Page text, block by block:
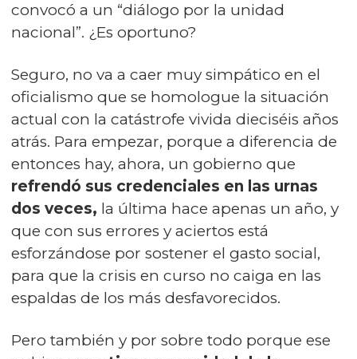
convocó a un “diálogo por la unidad
nacional”. ¿Es oportuno?
Seguro, no va a caer muy simpático en el
oficialismo que se homologue la situación
actual con la catástrofe vivida dieciséis años
atrás. Para empezar, porque a diferencia de
entonces hay, ahora, un gobierno que
refrendó sus credenciales en las urnas
dos veces, la última hace apenas un año, y
que con sus errores y aciertos está
esforzándose por sostener el gasto social,
para que la crisis en curso no caiga en las
espaldas de los más desfavorecidos.
Pero también y por sobre todo porque ese